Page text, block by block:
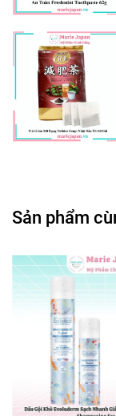
- Phù hợp mọi
mụn, thâm, lỗ
HƯỚNG DẪN
- Sử dụng buổi
- Để tăng hiệu
phục hồi
#serum
#kiemdau #nga
#myphamgiatot
Sản phẩm